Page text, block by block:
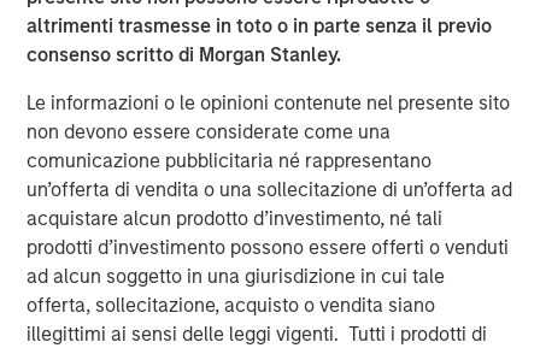
altrimenti trasmesse in toto o in parte senza il previo
consenso scritto di Morgan Stanley.
Le informazioni o le opinioni contenute nel presente sito
non devono essere considerate come una
comunicazione pubblicitaria né rappresentano
un’offerta di vendita o una sollecitazione di un’offerta ad
acquistare alcun prodotto d’investimento, né tali
prodotti d’investimento possono essere offerti o venduti
ad alcun soggetto in una giurisdizione in cui tale
offerta, sollecitazione, acquisto o vendita siano
illegittimi ai sensi delle leggi vigenti. Tutti i prodotti di
strong focus on clients have positioned CoAdvantage as a
leading player in the human resources outsourcing
industry. We look forward to supporting CoAdvantage’s
impressive organic and acquisition-fueled growth.”
Mike Maseda, Chief Executive Officer of CoAdvantage,
said, “We are excited to partner with Morgan Stanley
Global Private Equity and enter a new phase of growth to
broaden our market presence and enrich our customer
experience. We are proud of the work already
accomplished and expect this new partnership to deliver
significant value as we build upon our strong foundation